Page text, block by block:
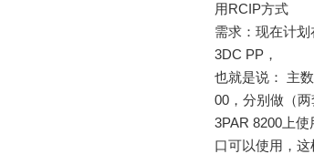
用RCIP方式
需求：现在计
3DC PP，
也就是说： 主
00，分别做（两
3PAR 8200上
口可以使用，